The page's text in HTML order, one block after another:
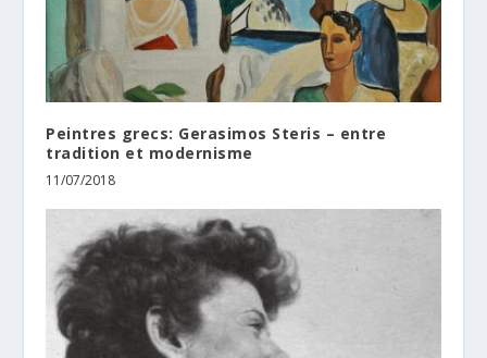
Peintres grecs: Gerasimos Steris – entre
tradition et modernisme
11/07/2018